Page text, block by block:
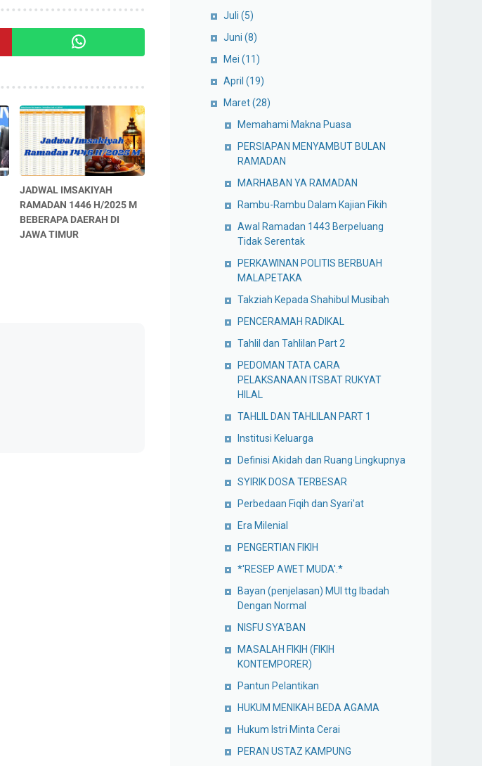
JADWAL IMSAKIYAH
RAMADAN 1446 H/2025 M
BEBERAPA DAERAH DI
JAWA TIMUR
Juli (5)
Juni (8)
Mei (11)
April (19)
Maret(28)
Memahami Makna Puasa
PERSIAPAN MENYAMBUT BULAN
RAMADAN
MARHABAN YA RAMADAN
Rambu-Rambu Dalam Kajian Fikih
Awal Ramadan 1443 Berpeluang
Tidak Serentak
PERKAWINAN POLITIS BERBUAH
MALAPETAKA
Takziah Kepada Shahibul Musibah
PENCERAMAH RADIKAL
Tahlil dan Tahlilan Part 2
PEDOMAN TATA CARA
PELAKSANAAN ITSBAT RUKYAT
HILAL
TAHLIL DAN TAHLILAN PART 1
Institusi Keluarga
Definisi Akidah dan Ruang Lingkupnya
SYIRIK DOSA TERBESAR
Perbedaan Fiqih dan Syari'at
Era Milenial
PENGERTIAN FIKIH
*'RESEP AWET MUDA'.*
Bayan (penjelasan) MUI ttg Ibadah
Dengan Normal
NISFU SYA'BAN
MASALAH FIKIH (FIKIH
KONTEMPORER)
Pantun Pelantikan
HUKUM MENIKAH BEDA AGAMA
Hukum Istri Minta Cerai
PERAN USTAZ KAMPUNG